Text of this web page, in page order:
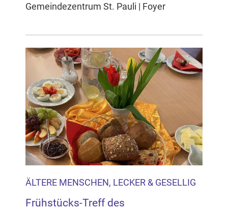
Gemeindezentrum St. Pauli | Foyer
ÄLTERE MENSCHEN, LECKER & GESELLIG
Frühstücks-Treff des